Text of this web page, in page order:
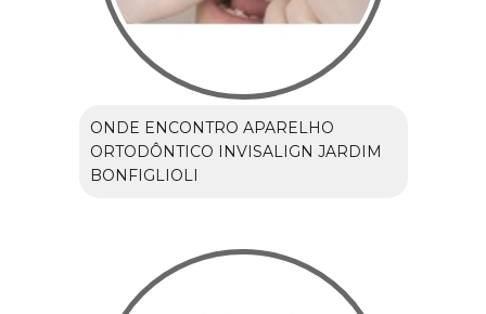
ONDE ENCONTRO APARELHO
ORTODÔNTICO INVISALIGN JARDIM
BONFIGLIOLI